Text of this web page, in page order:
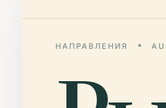
НАПРАВЛЕНИЯ